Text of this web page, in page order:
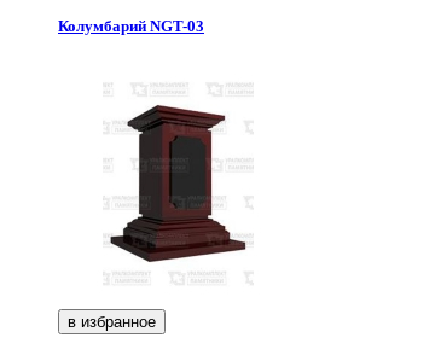
Колумбарий NGT-03
в избранное